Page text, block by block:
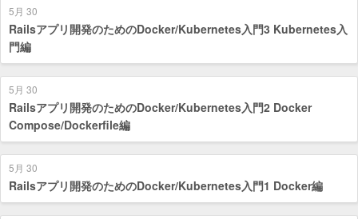
5月 30
Railsアプリ開発のためのDocker/Kubernetes入門3 Kubernetes入
門編
5月 30
Railsアプリ開発のためのDocker/Kubernetes入門2 Docker
Compose/Dockerfile編
5月 30
Railsアプリ開発のためのDocker/Kubernetes入門1 Docker編